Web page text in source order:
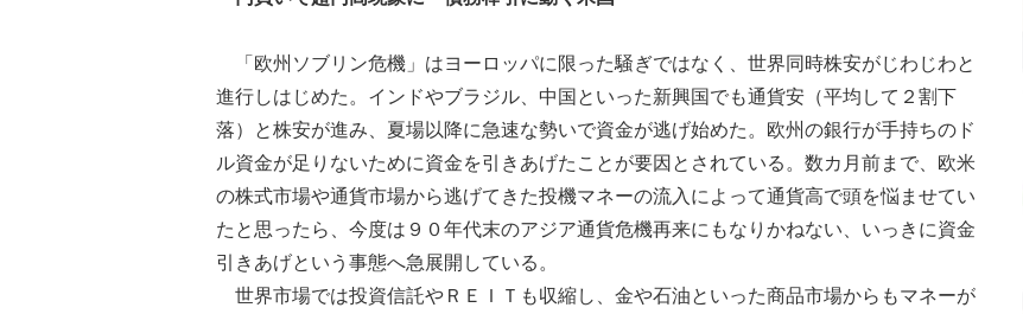
「欧州ソブリン危機」はヨーロッパに限った騒ぎではなく、世界同時株安がじわじわと
進行しはじめた。インドやブラジル、中国といった新興国でも通貨安（平均して２割下
落）と株安が進み、夏場以降に急速な勢いで資金が逃げ始めた。欧州の銀行が手持ちのド
ル資金が足りないために資金を引きあげたことが要因とされている。数カ月前まで、欧米
の株式市場や通貨市場から逃げてきた投機マネーの流入によって通貨高で頭を悩ませてい
たと思ったら、今度は９０年代末のアジア通貨危機再来にもなりかねない、いっきに資金
引きあげという事態へ急展開している。
世界市場では投資信託やＲＥＩＴも収縮し、金や石油といった商品市場からもマネーが